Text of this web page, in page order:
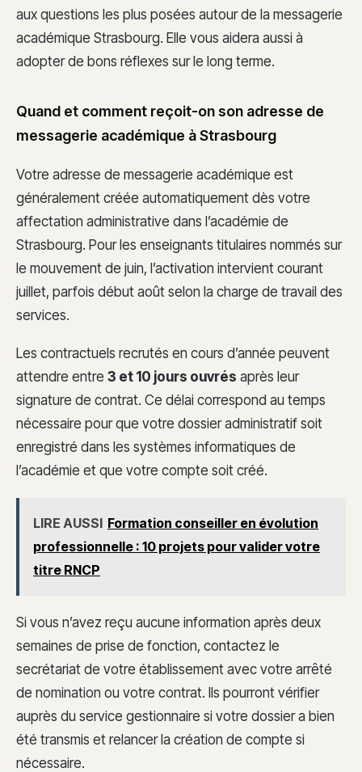
aux questions les plus posées autour de la messagerie
académique Strasbourg. Elle vous aidera aussi à
adopter de bons réflexes sur le long terme.
Quand et comment reçoit-on son adresse de
messagerie académique à Strasbourg
Votre adresse de messagerie académique est
généralement créée automatiquement dès votre
affectation administrative dans l’académie de
Strasbourg. Pour les enseignants titulaires nommés sur
le mouvement de juin, l’activation intervient courant
juillet, parfois début août selon la charge de travail des
services.
Les contractuels recrutés en cours d’année peuvent
attendre entre 3 et 10 jours ouvrés après leur
signature de contrat. Ce délai correspond au temps
nécessaire pour que votre dossier administratif soit
enregistré dans les systèmes informatiques de
l’académie et que votre compte soit créé.
LIRE AUSSI Formation conseiller en évolution
professionnelle : 10 projets pour valider votre
titre RNCP
Si vous n’avez reçu aucune information après deux
semaines de prise de fonction, contactez le
secrétariat de votre établissement avec votre arrêté
de nomination ou votre contrat. Ils pourront vérifier
auprès du service gestionnaire si votre dossier a bien
été transmis et relancer la création de compte si
nécessaire.